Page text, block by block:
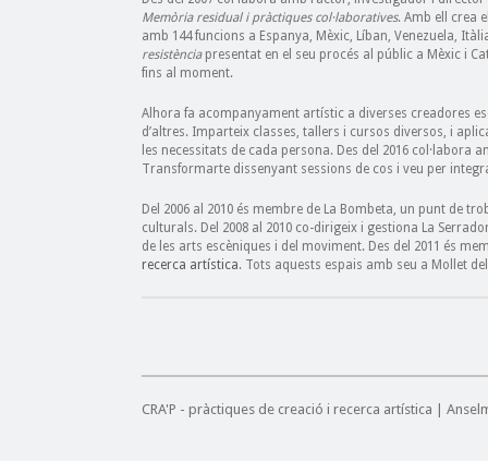
Memòria residual i pràctiques col·laboratives. Amb ell crea
amb 144 funcions a Espanya, Mèxic, Líban, Venezuela,
resistènciapresentat en el seu procés al públic a Mèxic i
fins al moment.
Alhora fa acompanyament artístic a diverses creadores
d’altres. Imparteix classes, tallers i cursos diversos, i
les necessitats de cada persona. Des del 2016 col·labora
Transformarte dissenyant sessions de cos i veu per
Del 2006 al 2010 és membre de La Bombeta, un punt de
culturals. Del 2008 al 2010 co-dirigeix i gestiona La
de les arts escèniques i del moviment. Des del 2011 és
recerca artística. Tots aquests espais amb seu a Mollet
CRA'P - pràctiques de creació i recerca artística |